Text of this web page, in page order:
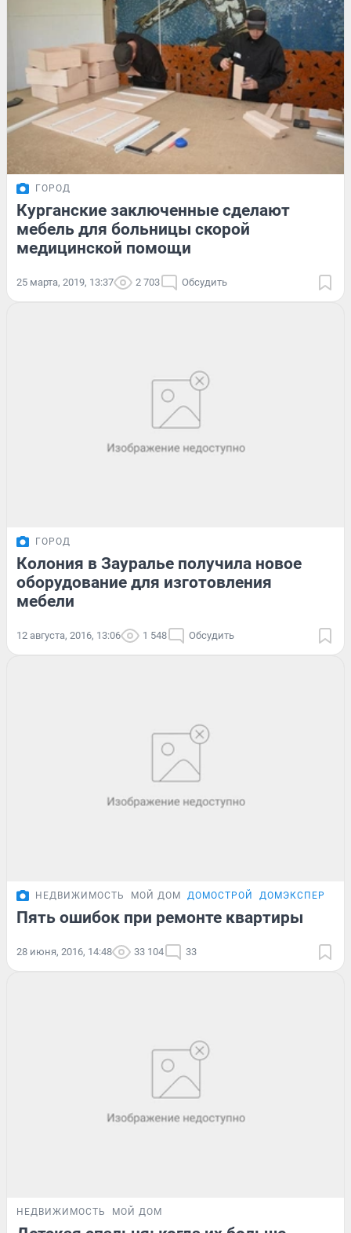
ГОРОД
Курганские заключенные сделают
мебель для больницы скорой
медицинской помощи
25 марта, 2019, 13:37 2 703 Обсудить
ГОРОД
Колония в Зауралье получила новое
оборудование для изготовления
мебели
12 августа, 2016, 13:06 1 548 Обсудить
НЕДВИЖИМОСТЬ МОЙ ДОМ ДОМОСТРОЙ ДОМЭКСПЕРТ
Пять ошибок при ремонте квартиры
28 июня, 2016, 14:48 33 104 33
НЕДВИЖИМОСТЬ МОЙ ДОМ